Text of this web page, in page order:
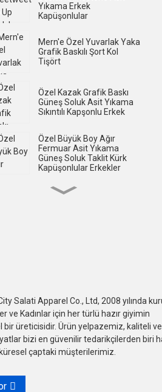
Yıkama Erkek
Kapüşonlular
Mern'e Özel Yuvarlak Yaka
Grafik Baskılı Şort Kol
Tişört
Özel Kazak Grafik Baskı
Güneş Soluk Asit Yıkama
Sıkıntılı Kapşonlu Erkek
Özel Büyük Boy Ağır
Fermuar Asit Yıkama
Güneş Soluk Taklit Kürk
Kapüşonlular Erkekler
Özel Asit Yıkama Serigrafi
Erkek Özel Büyük Boy
Serigrafi Baskılı Şort Kol
Tişörtler
Özel Aplike Nakış Asit
Yıkama Çift Katlı Uzun
Salati Apparel Co., Ltd, 2008 yılında
ve Kadınlar için her türlü hazır giyimin
bir üreticisidir. Ürün yelpazemiz, kaliteli ve
bizi en güvenilir tedarikçilerden biri
çaptaki müşterilerimiz.